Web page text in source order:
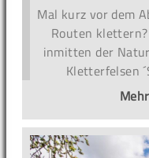
Mal kurz vor dem
Routen
inmitten der
Kletterfelsen